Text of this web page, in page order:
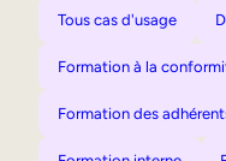
Tous cas d'usage
Formation à la
Formation des